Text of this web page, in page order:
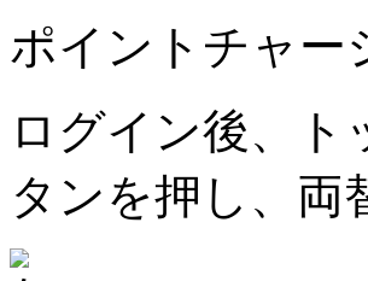
ポイントチャー
ログイン後、ト
タンを押し、両